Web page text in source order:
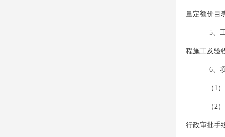
量定额价目
5、
程施工及验
6、
（1
（2
行政审批手